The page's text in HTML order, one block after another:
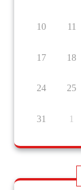
10 11
17 18
24 25
31 1